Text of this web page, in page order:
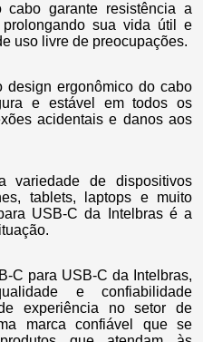
garante resistência a
sua vida útil e
uso livre de preocupações.
design ergonômico do cabo
e estável em todos os
acidentais e danos aos
variedade de dispositivos
tablets, laptops e muito
USB-C da Intelbras é a
C para USB-C da Intelbras,
e confiabilidade
experiência no setor de
marca confiável que se